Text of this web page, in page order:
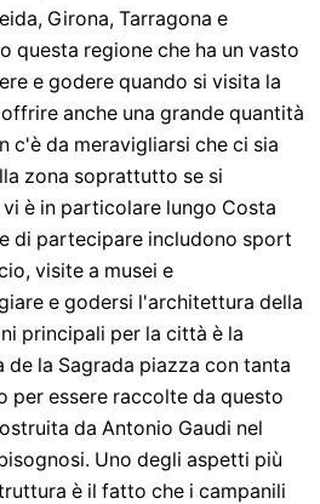
Girona, Tarragona e
questa regione che ha un vasto
e godere quando si visita la
anche una grande quantità
c'è da meravigliarsi che ci sia
zona soprattutto se si
è in particolare lungo Costa
di partecipare includono sport
visite a musei e
e godersi l'architettura della
principali per la città è la
de la Sagrada piazza con tanta
per essere raccolte da questo
da Antonio Gaudi nel
Uno degli aspetti più
è il fatto che i campanili